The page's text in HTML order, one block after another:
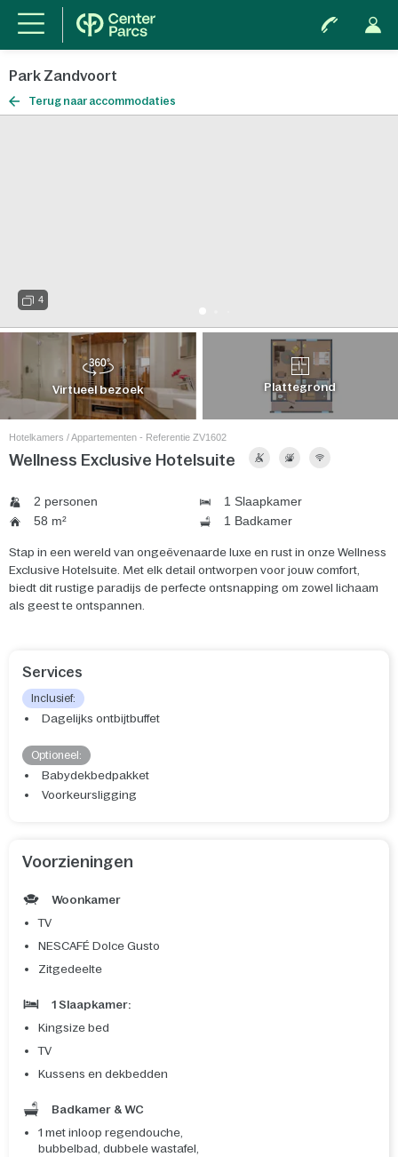
Park Zandvoort
Terug naar accommodaties
4
Virtueel bezoek Plattegrond
Hotelkamers / Appartementen - Referentie ZV1602
Wellness Exclusive Hotelsuite
2 personen
1 Slaapkamer
58 m²
1 Badkamer
Stap in een wereld van ongeëvenaarde luxe en rust in onze Wellness
Exclusive Hotelsuite. Met elk detail ontworpen voor jouw comfort,
biedt dit rustige paradijs de perfecte ontsnapping om zowel lichaam
als geest te ontspannen.
Services
Inclusief:
Dagelijks ontbijtbuffet
Optioneel:
Babydekbedpakket
Voorkeursligging
Voorzieningen
Woonkamer
TV
NESCAFÉ Dolce Gusto
Zitgedeelte
1 Slaapkamer:
Kingsize bed
TV
Kussens en dekbedden
Badkamer & WC
1 met inloop regendouche,
bubbelbad, dubbele wastafel,